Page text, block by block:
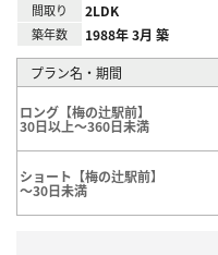
間取り 2LDK
築年数 1988年 3月 築
プラン名・期間
ロング【梅の辻駅前】
30日以上～360日未満
ショート【梅の辻駅前】
～30日未満